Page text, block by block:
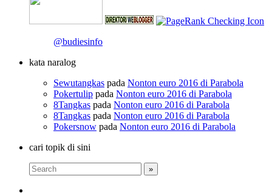
@budiesinfo
kata naralog
Sewutangkas pada Nonton euro 2016 di Parabola
Pokertulip pada Nonton euro 2016 di Parabola
8Tangkas pada Nonton euro 2016 di Parabola
8Tangkas pada Nonton euro 2016 di Parabola
Pokersnow pada Nonton euro 2016 di Parabola
cari topik di sini